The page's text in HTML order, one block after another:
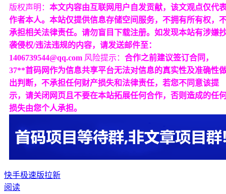
版权声明： 本文内容由互联网用户自发贡献，该文观点仅代
作者本人。本站仅提供信息存储空间服务，不拥有所有权，
承担相关法律责任。请勿盲目下载注册。如发现本站有涉嫌
袭侵权/违法违规的内容，请发送邮件至：
1406739544@qq.com 风险提示： 合作之前建议签订合同，
37**首码网作为信息共享平台无法对信息的真实性及准确性
出判断，不承担任何财产损失和法律责任，若您不同意该提
示，请关闭网页且不要在本站拓展任何合作，否则造成的任
损失由您个人承担。
快手极速版拉新
阅读